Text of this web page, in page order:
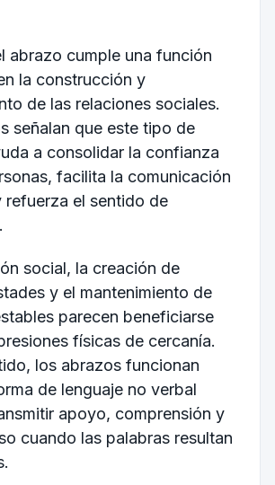
abrazo cumple una función
la construcción y
de las relaciones sociales.
señalan que este tipo de
a consolidar la confianza
facilita la comunicación
refuerza el sentido de
social, la creación de
y el mantenimiento de
parecen beneficiarse
físicas de cercanía.
los abrazos funcionan
de lenguaje no verbal
apoyo, comprensión y
cuando las palabras resultan